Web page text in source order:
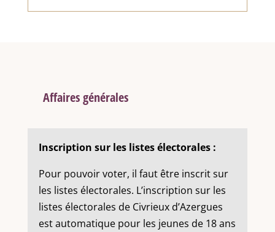
Affaires générales
Inscription sur les listes électorales :
Pour pouvoir voter, il faut être inscrit sur
les listes électorales. L’inscription sur les
listes électorales de Civrieux d’Azergues
est automatique pour les jeunes de 18 ans